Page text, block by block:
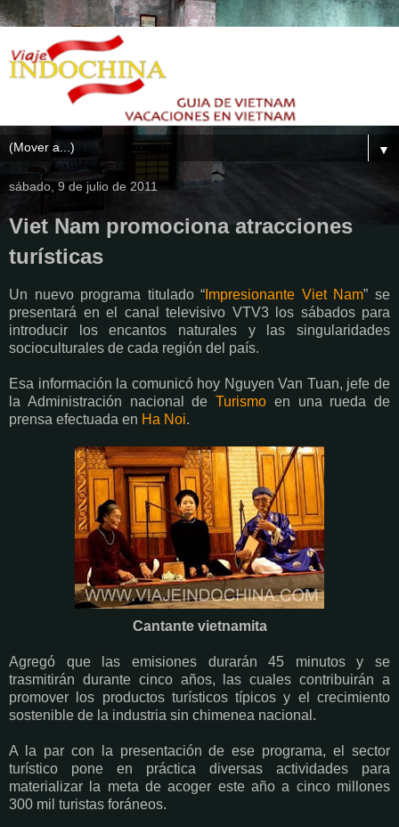
▼
sábado, 9 de julio de 2011
Viet Nam promociona atracciones
turísticas
Un nuevo programa titulado “ Impresionante Viet Nam” se
presentará en el canal televisivo VTV3 los sábados para
introducir los encantos naturales y las singularidades
socioculturales de cada región del país.
Esa información la comunicó hoy Nguyen Van Tuan, jefe de
la Administración nacional de Turismo en una rueda de
prensa efectuada en Ha Noi.
Cantante vietnamita
Agregó que las emisiones durarán 45 minutos y se
trasmitirán durante cinco años, las cuales contribuirán a
promover los productos turísticos típicos y el crecimiento
sostenible de la industria sin chimenea nacional.
A la par con la presentación de ese programa, el sector
turístico pone en práctica diversas actividades para
materializar la meta de acoger este año a cinco millones
300 mil turistas foráneos.